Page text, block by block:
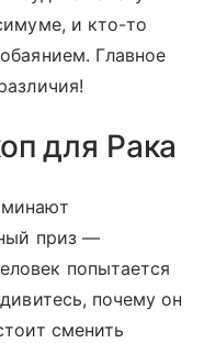
и кто-то
Главное
для Рака
приз —
попытается
почему он
сменить